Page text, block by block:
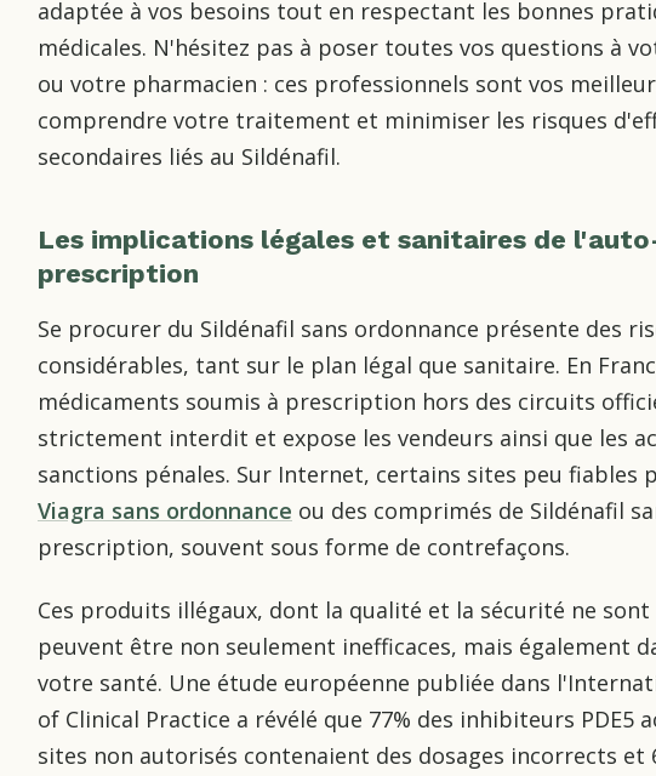
adaptée à vos besoins tout en respectant les bonnes
médicales. N'hésitez pas à poser toutes vos questions à
ou votre pharmacien : ces professionnels sont vos
comprendre votre traitement et minimiser les risques
secondaires liés au Sildénafil.
Les implications légales et sanitaires de
prescription
Se procurer du Sildénafil sans ordonnance présente des
considérables, tant sur le plan légal que sanitaire. En
médicaments soumis à prescription hors des circuits
strictement interdit et expose les vendeurs ainsi que les
sanctions pénales. Sur Internet, certains sites peu fiables
Viagra sans ordonnance ou des comprimés de Sildénafil
prescription, souvent sous forme de contrefaçons.
Ces produits illégaux, dont la qualité et la sécurité ne sont
peuvent être non seulement inefficaces, mais également
votre santé. Une étude européenne publiée dans
of Clinical Practice a révélé que 77% des inhibiteurs PDE5
sites non autorisés contenaient des dosages incorrects et